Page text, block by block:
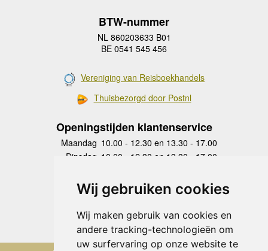
Wij gebruiken cookies
Wij maken gebruik van cookies en
andere tracking-technologieën om
uw surfervaring op onze website te
BTW-nummer
NL 860203633 B01
BE 0541 545 456
Vereniging van Reisboekhandels
Thuisbezorgd door Postnl
Openingstijden klantenservice
Maandag 10.00 - 12.30 en 13.30 - 17.00
Dinsdag 10.00 - 12.30 en 13.30 - 17.00
Donderdag
10.00 - 12.30 en 13.30 - 17.00
Vrijdag 10.00 - 12.30 en 13.30 - 17.00
Zaterdag
gesloten
Zondag gesloten